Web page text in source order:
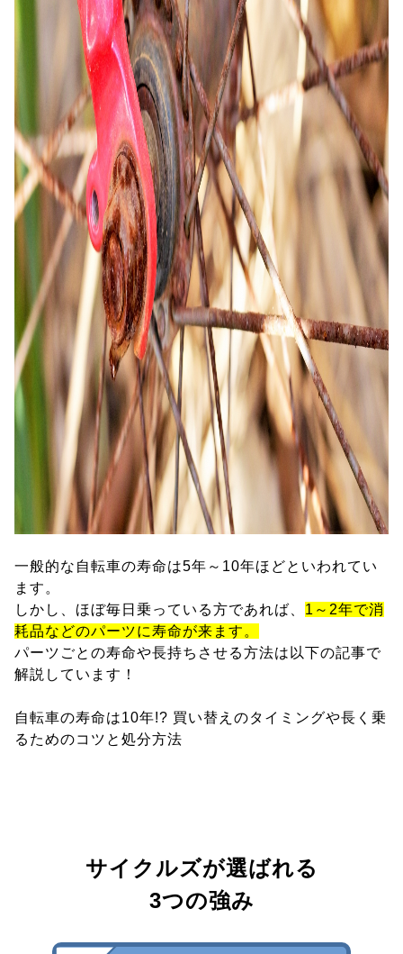
一般的な自転車の寿命は5年～10年ほどといわれてい
ます。
しかし、ほぼ毎日乗っている方であれば、 1～2年で消
耗品などのパーツに寿命が来ます。
パーツごとの寿命や長持ちさせる方法は以下の記事で
解説しています！
自転車の寿命は10年!? 買い替えのタイミングや長く乗
るためのコツと処分方法
サイクルズが選ばれる
3つの強み